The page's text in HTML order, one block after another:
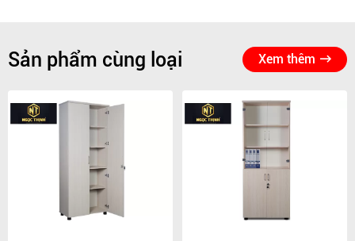
Sản phẩm cùng loại Xem thêm